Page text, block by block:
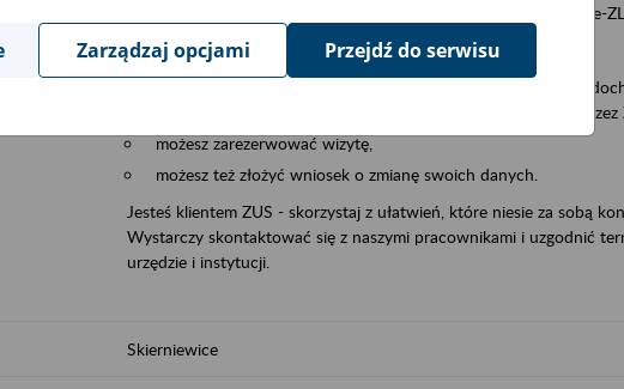
masz dostęp do zwolnień lekarskich swoich pracowników - e-
Jeśli jesteś świadczeniobiorcą
masz dostęp m.in. do formularza PIT 11A, czyli informacji o
do formularza PIT 40A, czyli rocznego obliczenia podatku przez
możesz zarezerwować wizytę,
możesz też złożyć wniosek o zmianę swoich danych.
Jesteś klientem ZUS - skorzystaj z ułatwień, które niesie za sobą
Wystarczy skontaktować się z naszymi pracownikami i uzgodnić
urzędzie i instytucji.
Skierniewice
Zarządzaj opcjami Przejdź do serwisu